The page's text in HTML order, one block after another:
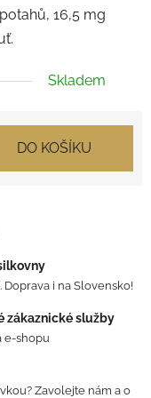
16,5 mg
Skladem
DO KOŠÍKU
Doprava i na Slovensko!
zákaznické služby
e-shopu
Zavolejte nám a o